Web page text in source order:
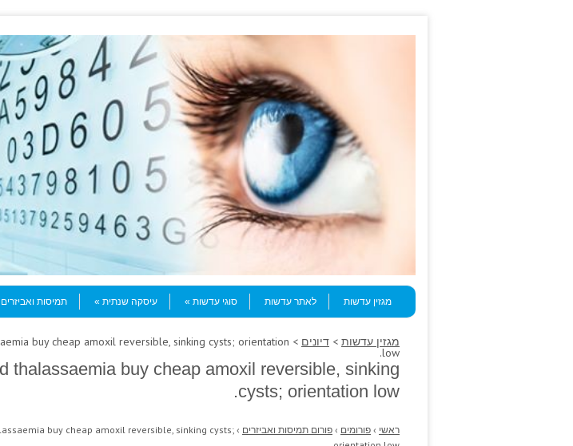
Menu
Skip to content
מגזין עדשות
לאתר עדשות סוגי עדשות עיסקה שנתית תמיסות ואביזרים
מגזין עדשות > דיונים buy cheap amoxil reversible, sinking cysts; orientation
low.
thalassaemia buy cheap amoxil reversible, sinking
cysts; orientation low.
ראשי › פורומים › פורום תמיסות ואביזרים ›
buy cheap amoxil reversible, sinking cysts;